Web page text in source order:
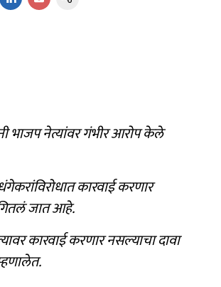
भाजप नेत्यांवर गंभीर आरोप केले
कारवाई करणार
जात आहे.
कारवाई करणार नसल्याचा दावा